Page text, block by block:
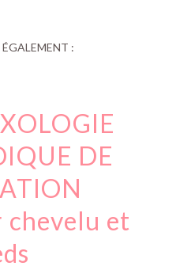
:
DE
chevelu et